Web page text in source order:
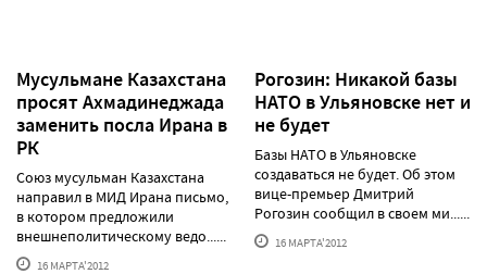
Мусульмане Казахстана
просят Ахмадинеджада
заменить посла Ирана в
РК
Союз мусульман Казахстана
направил в МИД Ирана письмо,
в котором предложили
внешнеполитическому ведо......
16 МАРТА'2012
Рогозин: Никакой базы
НАТО в Ульяновске нет и
не будет
Базы НАТО в Ульяновске
создаваться не будет. Об этом
вице-премьер Дмитрий
Рогозин сообщил в своем ми......
16 МАРТА'2012